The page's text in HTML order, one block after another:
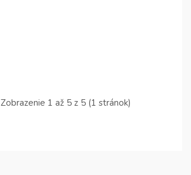
Zobrazenie 1 až 5 z 5 (1 stránok)